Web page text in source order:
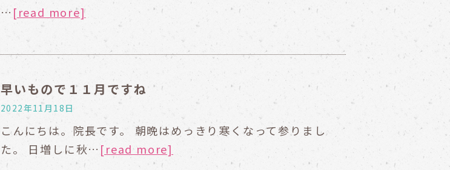
… [read more]
早いもので１１月ですね
2022年11月18日
こんにちは。院長です。 朝晩はめっきり寒くなって参りまし
た。 日増しに秋… [read more]